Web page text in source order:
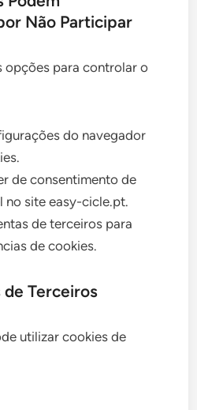
Não Participar
opções para controlar o
do navegador
de consentimento de
no site easy-cicle.pt.
de terceiros para
de cookies.
Terceiros
utilizar cookies de